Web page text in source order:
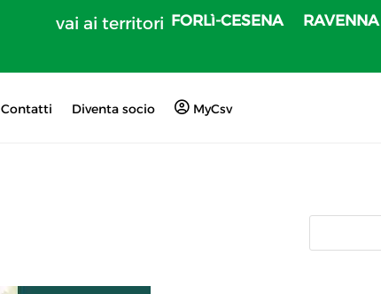
vai ai territori FORLì-CESENA RAVENNA
Contatti Diventa socio MyCsv